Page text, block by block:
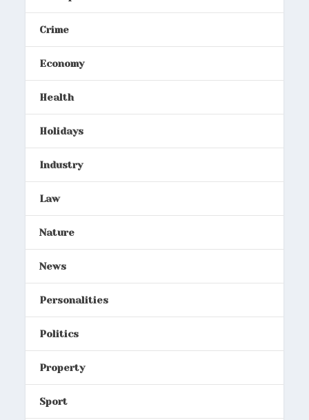
Crime
Economy
Health
Holidays
Industry
Law
Nature
News
Personalities
Politics
Property
Sport